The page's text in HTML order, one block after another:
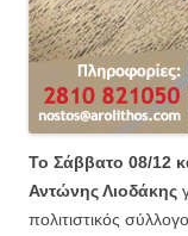
Το Σάββατο 08/12
Αντώνης Λιοδάκης
πολιτιστικός